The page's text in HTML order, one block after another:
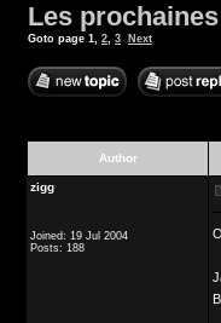
Les
Goto page 1, 2, 3 Next
Author
zigg
Joined: 19 Jul 2004
Posts: 188